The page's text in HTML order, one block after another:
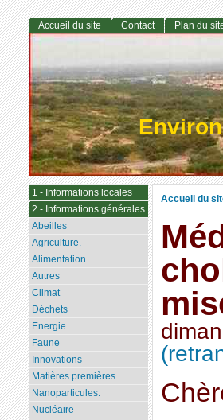
Accueil du
Accueil du site Contact Plan du
1 - Informations locales
2 - Informations générales
Abeilles
Agriculture.
Alimentation
Autres
Climat
Déchets
Energie
Faune
Innovations
Matières premières
Nanoparticules.
Nucléaire